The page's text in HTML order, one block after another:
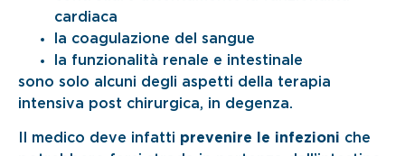
cardiaca
la coagulazione del sangue
la funzionalità renale e intestinale
sono solo alcuni degli aspetti della terapia
intensiva post chirurgica, in degenza.
Il medico deve infatti prevenire le infezioni che